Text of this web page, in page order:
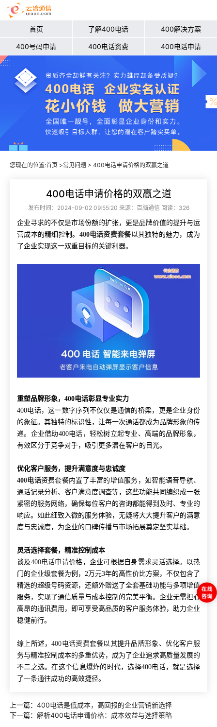
首页 了解400电话 400解决方案
400号码申请 400电话资费 400电话申请
您现在的位置:首页 >常见问题 > 400电话申请价格的双赢之道
400电话申请价格的双赢之道
发布时间：2024-09-02 09:55:20 来源：百脑通信 阅读：326
企业寻求的不仅是市场份额的扩张，更是品牌价值的提升与运
营成本的精细控制。 400电话资费套餐以其独特的魅力，成为
了企业实现这一双重目标的关键利器。
重塑品牌形象，400电话彰显专业实力
400电话，这一数字序列不仅仅是通信的桥梁，更是企业身份
的象征。其独特的标识性，让每一次通话都成为品牌形象的传
递。企业借助400电话，轻松树立起专业、高端的品牌形象，
有效区分于竞争对手，吸引更多潜在客户的目光。
优化客户服务，提升满意度与忠诚度
400电话资费套餐内置了丰富的增值服务，如智能语音导航、
通话记录分析、客户满意度调查等，这些功能共同编织成一张
紧密的服务网络，确保每位客户的咨询都能得到及时、专业的
响应。如此细致入微的服务体验，无疑将大大提升客户的满意
度与忠诚度，为企业的口碑传播与市场拓展奠定坚实基础。
灵活选择套餐，精准控制成本
谈及400电话申请价格，企业可根据自身需求灵活选择。以热
门的企业级套餐为例，2万元3年的高性价比方案，不仅包含了
精选的超级号码资源，还额外赠送了全套基础功能与多项增值
服务，实现了通信质量与成本控制的完美平衡。企业无需担心
高昂的通讯费用，即可享受高品质的客户服务体验，助力企业
稳健前行。
综上所述，400电话资费套餐以其提升品牌形象、优化客户服
务与精准控制成本的多重优势，成为了企业追求高质量发展的
不二之选。在这个信息爆炸的时代，选择400电话，就是选择
了一条通往成功的高效捷径。
上一篇： 400电话是低成本，高回报的企业营销新选择
下一篇： 解析400电话申请价格：成本效益与选择策略